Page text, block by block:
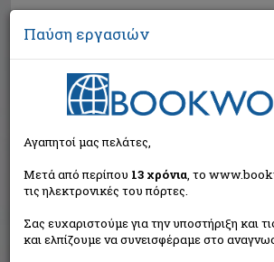
Αναζήτηση
Παύση εργασιών
Αγαπητοί μας πελάτες,
Μετά από περίπου 13 χρόνια, το
τις ηλεκτρονικές του πόρτες.
Σας ευχαριστούμε για την υποστήριξη και
και ελπίζουμε να συνεισφέραμε στο